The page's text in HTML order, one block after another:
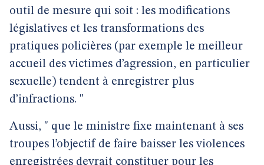
outil de mesure qui soit : les modifications
législatives et les transformations des
pratiques policières (par exemple le meilleur
accueil des victimes d’agression, en particulier
sexuelle) tendent à enregistrer plus
d’infractions. "
Aussi, " que le ministre fixe maintenant à ses
troupes l’objectif de faire baisser les violences
enregistrées devrait constituer pour les